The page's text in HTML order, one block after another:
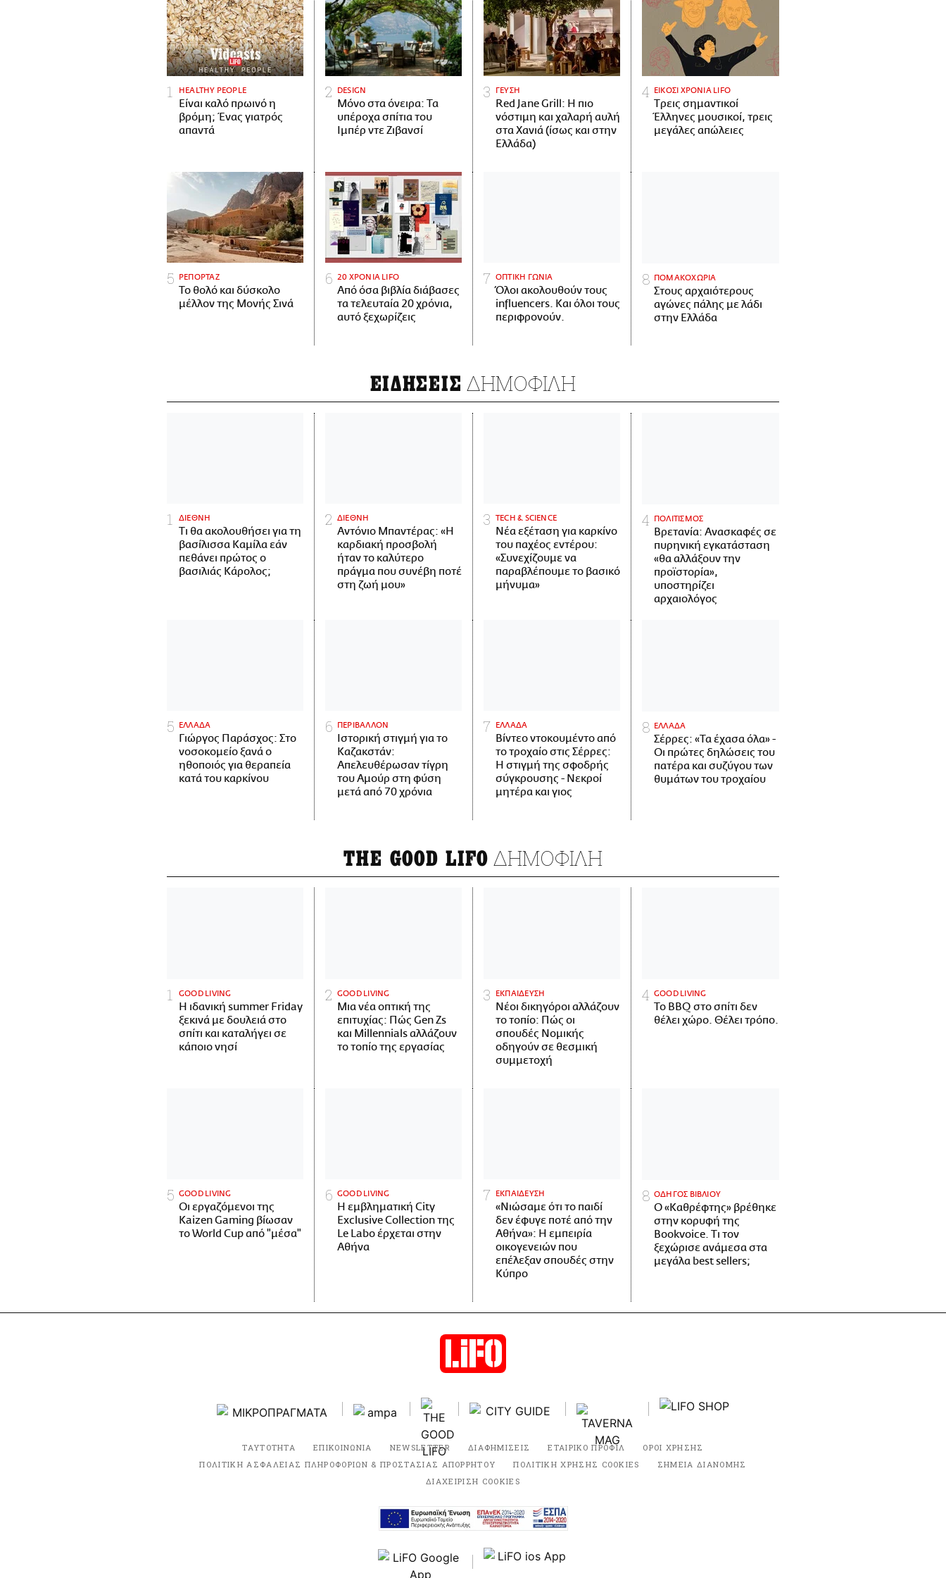
HEALTHY PEOPLE
Είναι καλό πρωινό η
βρόμη; Ένας γιατρός
απαντά
DESIGN
Μόνο στα όνειρα: Τα
υπέροχα σπίτια του
Ιμπέρ ντε Ζιβανσί
ΓΕΥΣΗ
Red Jane Grill: Η πιο
νόστιμη και χαλαρή αυλή
στα Χανιά (ίσως και στην
Ελλάδα)
ΕΙΚΟΣΙ ΧΡΟΝΙΑ LIFO
Tρεις σημαντικοί
Έλληνες μουσικοί, τρεις
μεγάλες απώλειες
ΡΕΠΟΡΤΑΖ
Το θολό και δύσκολο
μέλλον της Μονής Σινά
20 ΧΡΟΝΙΑ LIFO
Από όσα βιβλία διάβασες
τα τελευταία 20 χρόνια,
αυτό ξεχωρίζεις
ΟΠΤΙΚΗ ΓΩΝΙΑ
Όλοι ακολουθούν τους
influencers. Και όλοι τους
περιφρονούν.
ΠΟΜΑΚΟΧΩΡΙΑ
Στους αρχαιότερους
αγώνες πάλης με λάδι
στην Ελλάδα
ΕΙΔΗΣΕΙΣ ΔΗΜΟΦΙΛΗ
ΔΙΕΘΝΗ
Τι θα ακολουθήσει για τη
βασίλισσα Καμίλα εάν
πεθάνει πρώτος ο
βασιλιάς Κάρολος;
ΔΙΕΘΝΗ
Αντόνιο Μπαντέρας: «Η
καρδιακή προσβολή
ήταν το καλύτερο
πράγμα που συνέβη ποτέ
στη ζωή μου»
ΤECH & SCIENCE
Νέα εξέταση για καρκίνο
του παχέος εντέρου:
«Συνεχίζουμε να
παραβλέπουμε το βασικό
μήνυμα»
ΠΟΛΙΤΙΣΜΟΣ
Βρετανία: Ανασκαφές σε
πυρηνική εγκατάσταση
«θα αλλάξουν την
προϊστορία»,
υποστηρίζει
αρχαιολόγος
ΕΛΛΑΔΑ
Γιώργος Παράσχος: Στο
νοσοκομείο ξανά ο
ηθοποιός για θεραπεία
κατά του καρκίνου
ΠΕΡΙΒΑΛΛΟΝ
Ιστορική στιγμή για το
Καζακστάν:
Απελευθέρωσαν τίγρη
του Αμούρ στη φύση
μετά από 70 χρόνια
ΕΛΛΑΔΑ
Βίντεο ντοκουμέντο από
το τροχαίο στις Σέρρες:
Η στιγμή της σφοδρής
σύγκρουσης - Νεκροί
μητέρα και γιος
ΕΛΛΑΔΑ
Σέρρες: «Τα έχασα όλα» -
Οι πρώτες δηλώσεις του
πατέρα και συζύγου των
θυμάτων του τροχαίου
THE GOOD LIFO ΔΗΜΟΦΙΛΗ
GOOD LIVING
Η ιδανική summer Friday
ξεκινά με δουλειά στο
σπίτι και καταλήγει σε
κάποιο νησί
GOOD LIVING
Μια νέα οπτική της
επιτυχίας: Πώς Gen Zs
και Millennials αλλάζουν
το τοπίο της εργασίας
ΕΚΠΑΙΔΕΥΣΗ
Νέοι δικηγόροι αλλάζουν
το τοπίο: Πώς οι
σπουδές Νομικής
οδηγούν σε θεσμική
συμμετοχή
GOOD LIVING
Το BBQ στο σπίτι δεν
θέλει χώρο. Θέλει τρόπο.
GOOD LIVING
Οι εργαζόμενοι της
Kaizen Gaming βίωσαν
το World Cup από "μέσα"
GOOD LIVING
Η εμβληματική City
Exclusive Collection της
Le Labo έρχεται στην
Αθήνα
ΕΚΠΑΙΔΕΥΣΗ
«Νιώσαμε ότι το παιδί
δεν έφυγε ποτέ από την
Αθήνα»: Η εμπειρία
οικογενειών που
επέλεξαν σπουδές στην
Κύπρο
ΟΔΗΓΟΣ ΒΙΒΛΙΟΥ
Ο «Καθρέφτης» βρέθηκε
στην κορυφή της
Bookvoice. Τι τον
ξεχώρισε ανάμεσα στα
μεγάλα best sellers;
ΤΑΥΤΟΤΗΤΑ ΕΠΙΚΟΙΝΩΝΙΑ NEWSLETTER ΔΙΑΦΗΜΙΣΕΙΣ ΕΤΑΙΡΙΚΟ ΠΡΟΦΙΛ
ΟΡΟΙ ΧΡΗΣΗΣ
ΠΟΛΙΤΙΚΗ ΑΣΦΑΛΕΙΑΣ ΠΛΗΡΟΦΟΡΙΩΝ & ΠΡΟΣΤΑΣΙΑΣ ΑΠΟΡΡΗΤΟΥ
ΠΟΛΙΤΙΚΗ ΧΡΗΣΗΣ COOKIES
ΣΗΜΕΙΑ ΔΙΑΝΟΜΗΣ
ΔΙΑΧΕΙΡΙΣΗ COOKIES